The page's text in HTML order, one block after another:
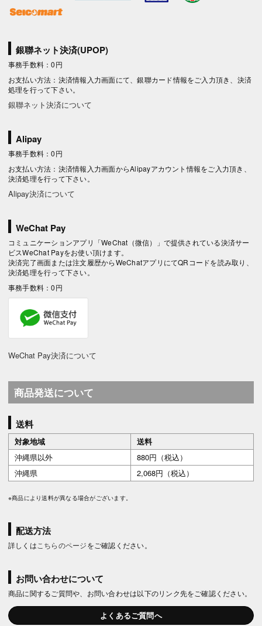
銀聯ネット決済(UPOP)
事務手数料：0円
お支払い方法：決済情報入力画面にて、銀聯カード情報をご入力頂き、決済
処理を行って下さい。
銀聯ネット決済について
Alipay
事務手数料：0円
お支払い方法：決済情報入力画面からAlipayアカウント情報をご入力頂き、
決済処理を行って下さい。
Alipay決済について
WeChat Pay
コミュニケーションアプリ「WeChat（微信）」で提供されている決済サー
ビスWeChat Payをお使い頂けます。
決済完了画面または注文履歴からWeChatアプリにてQRコードを読み取り、
決済処理を行って下さい。
事務手数料：0円
WeChat Pay決済について
商品発送について
送料
対象地域
送料
沖縄県以外
880円（税込）
沖縄県
2,068円（税込）
※商品により送料が異なる場合がございます。
配送方法
詳しくは こちらのページをご確認ください。
お問い合わせについて
商品に関するご質問や、お問い合わせは以下のリンク先をご確認ください。
よくあるご質問へ